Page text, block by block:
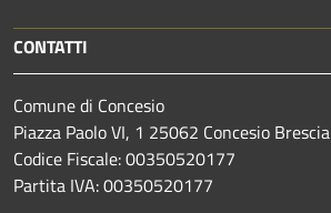
CONTATTI
Comune di Concesio
Piazza Paolo VI, 1 25062 Concesio Brescia
Codice Fiscale: 00350520177
Partita IVA: 00350520177